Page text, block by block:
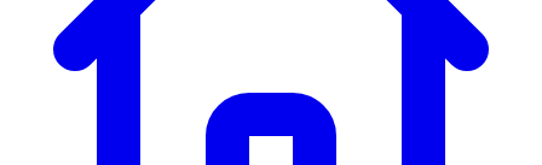
ติดต่อเรา
TH
ก. เจริญค็อกพิท
อุดมสุข 28 ถนนอุดมสุข แขวงบางนาเหนือ เขตบางนา